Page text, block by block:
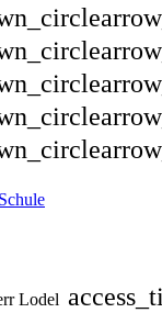
Lodel